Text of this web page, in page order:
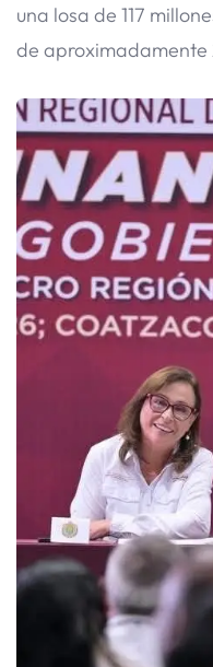
una losa de 117
de aproximadamente